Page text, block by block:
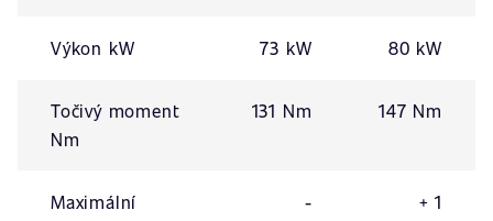
Výkon kW 73 kW 80 kW
Točivý moment
Nm
131 Nm 147 Nm
Maximální
- + 1